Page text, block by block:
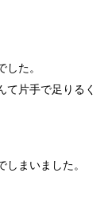
た。
て片手で足りるく
まいました。